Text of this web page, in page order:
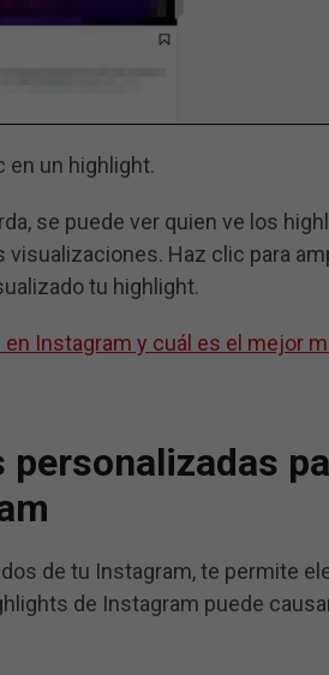
en un highlight.
se puede ver quien ve los
Haz clic para
tu highlight.
en Instagram y cuál es el mejor
de tu Instagram, te permite
de Instagram puede